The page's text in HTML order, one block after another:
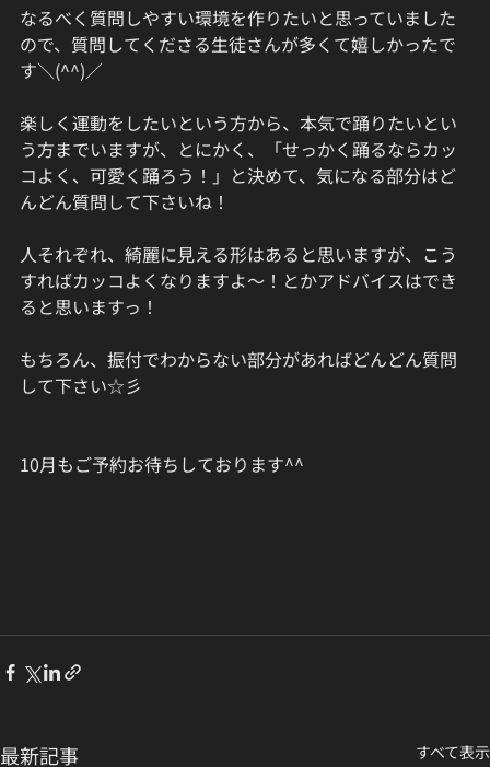
なるべく質問しやすい環境を作りたいと思っていました
ので、質問してくださる生徒さんが多くて嬉しかったで
す＼(^^)／
楽しく運動をしたいという方から、本気で踊りたいとい
う方までいますが、とにかく、「せっかく踊るならカッ
コよく、可愛く踊ろう！」と決めて、気になる部分はど
んどん質問して下さいね！
人それぞれ、綺麗に見える形はあると思いますが、こう
すればカッコよくなりますよ〜！とかアドバイスはでき
ると思いますっ！
もちろん、振付でわからない部分があればどんどん質問
して下さい☆彡
10月もご予約お待ちしております^^
最新記事 すべて表示